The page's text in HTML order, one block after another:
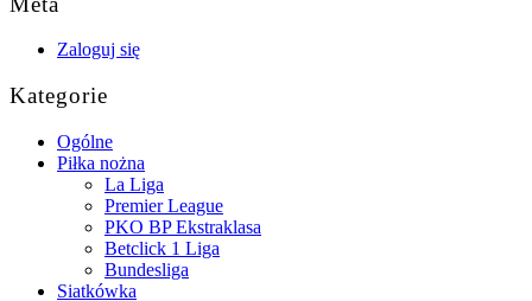
Zaloguj się
Kategorie
Ogólne
Piłka nożna
La Liga
Premier League
PKO BP Ekstraklasa
Betclick 1 Liga
Bundesliga
Siatkówka